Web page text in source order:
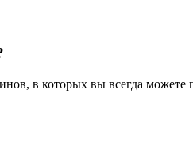
в которых вы всегда